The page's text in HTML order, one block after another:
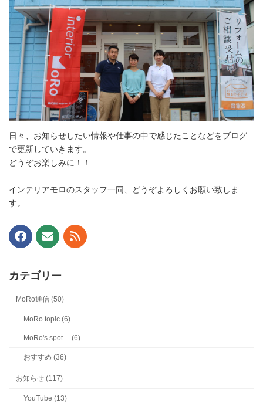
日々、お知らせしたい情報や仕事の中で感じたことなどをブログ
で更新していきます。
どうぞお楽しみに！！
インテリアモロのスタッフ一同、どうぞよろしくお願い致しま
す。
カテゴリー
MoRo通信 (50)
MoRo topic (6)
MoRo's spot (6)
おすすめ (36)
お知らせ (117)
YouTube (13)